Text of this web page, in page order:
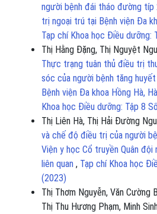
người bệnh đái tháo đường
trị ngoại trú tại Bệnh viện Đa
Tạp chí Khoa học Điều dưỡng:
Thị Hằng Đặng, Thị Nguyệt
Thực trạng tuân thủ điều trị
sóc của người bệnh tăng
Bệnh viện Đa khoa Hồng Hà,
Khoa học Điều dưỡng: Tập 8
Thị Liên Hà, Thị Hải Đường
và chế độ điều trị của người
Viện y học Cổ truyền Quân
liên quan , Tạp chí Khoa học
(2023)
Thị Thơm Nguyễn, Văn Cường
Thị Thu Hương Phạm, Minh